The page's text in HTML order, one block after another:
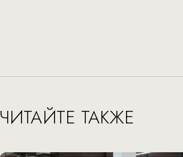
ЧИТАЙТЕ ТАКЖЕ